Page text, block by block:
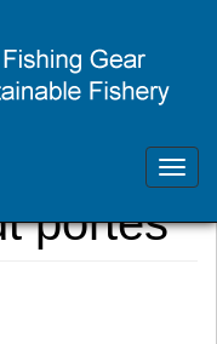
- 902-468-1355
portes